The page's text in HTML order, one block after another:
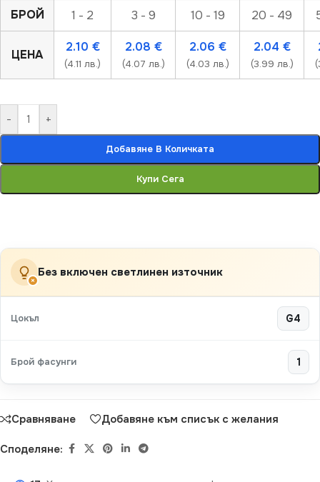
БРОЙ 1 - 2 3 - 9 10 - 19 20 - 49
ЦЕНА
2.10 €
(4.11 лв.)
2.08 €
(4.07 лв.)
2.06 €
(4.03 лв.)
2.04 €
(3.99 лв.)
- +
Добавяне В Количката
Купи Сега
×
Без включен светлинен източник
Цокъл G4
Брой фасунги 1
Сравняване Добавяне към списък с желания
Споделяне: